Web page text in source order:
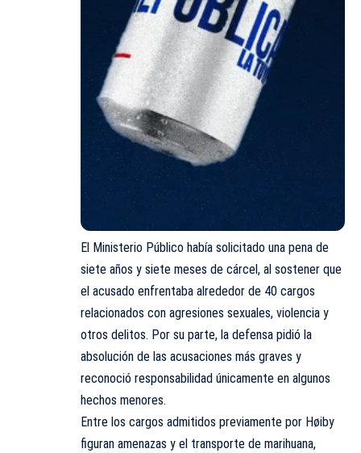
El Ministerio Público había solicitado una pena de
siete años y siete meses de cárcel, al sostener que
el acusado enfrentaba alrededor de 40 cargos
relacionados con agresiones sexuales, violencia y
otros delitos. Por su parte, la defensa pidió la
absolución de las acusaciones más graves y
reconoció responsabilidad únicamente en algunos
hechos menores.
Entre los cargos admitidos previamente por Høiby
figuran amenazas y el transporte de marihuana,